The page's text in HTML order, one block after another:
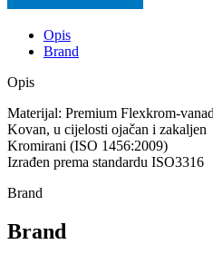
Opis
Brand
Opis
Materijal: Premium Flexkrom-
Kovan, u cijelosti ojačan i zakaljen
Kromirani (ISO 1456:2009)
Izrađen prema standardu ISO3316
Brand
Brand